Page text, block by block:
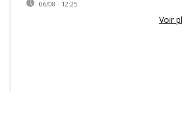
06/08 - 12:25
Voir